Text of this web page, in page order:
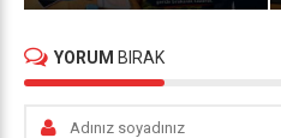
YORUM BIRAK